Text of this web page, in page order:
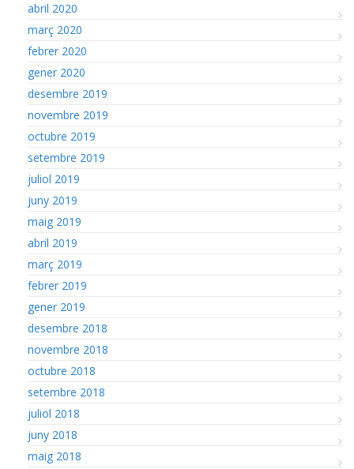
abril 2020
març 2020
febrer 2020
gener 2020
desembre 2019
novembre 2019
octubre 2019
setembre 2019
juliol 2019
juny 2019
maig 2019
abril 2019
març 2019
febrer 2019
gener 2019
desembre 2018
novembre 2018
octubre 2018
setembre 2018
juliol 2018
juny 2018
maig 2018